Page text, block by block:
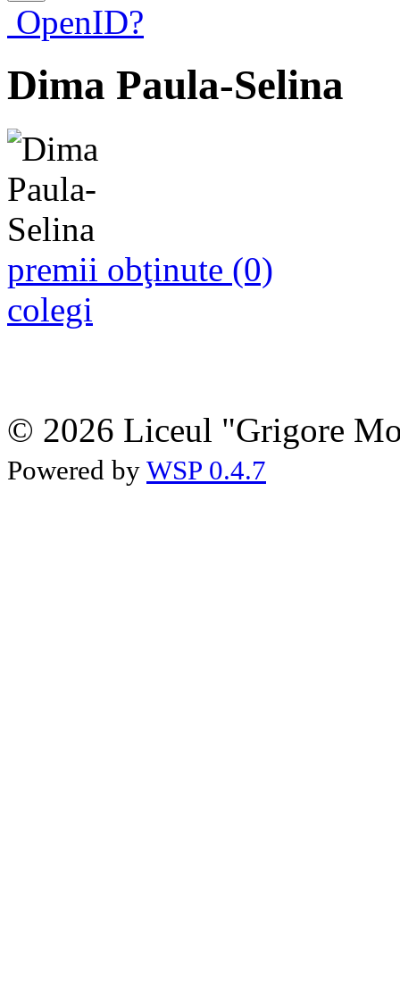
OpenID?
Dima Paula-Selina
premii obţinute (0)
colegi
© 2026 Liceul "Grigore
Powered by WSP 0.4.7